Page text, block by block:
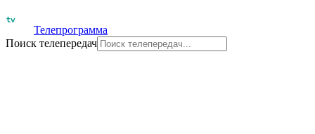
Телепрограмма
Поиск телепередач